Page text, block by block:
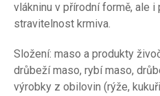
vlákninu v přírodní formě, ale i
stravitelnost krmiva.
Složení: maso a produkty
drůbeží maso, rybí maso,
výrobky z obilovin (rýže,